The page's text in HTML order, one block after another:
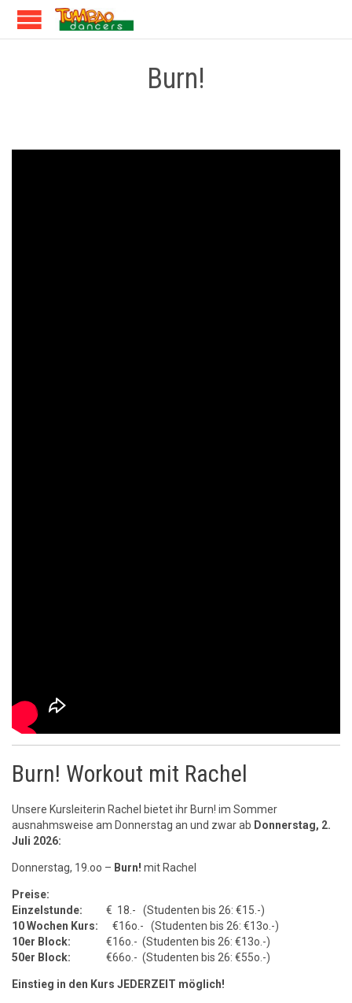
Burn!
Burn! Workout mit Rachel
Unsere Kursleiterin Rachel bietet ihr Burn! im Sommer
ausnahmsweise am Donnerstag an und zwar ab Donnerstag, 2.
Juli 2026:
Donnerstag, 19.oo – Burn! mit Rachel
Preise:
Einzelstunde: € 18.- (Studenten bis 26: €15.-)
10 Wochen Kurs:
€16o.- (Studenten bis 26: €13o.-)
10er Block:
€16o.- (Studenten bis 26: €13o.-)
50er Block:
€66o.- (Studenten bis 26: €55o.-)
Einstieg in den Kurs JEDERZEIT möglich!